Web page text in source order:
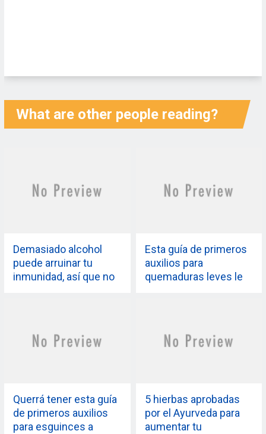
What are other people reading?
Demasiado alcohol
puede arruinar tu
inmunidad, así que no
Esta guía de primeros
auxilios para
quemaduras leves le
Querrá tener esta guía
de primeros auxilios
para esguinces a
5 hierbas aprobadas
por el Ayurveda para
aumentar tu